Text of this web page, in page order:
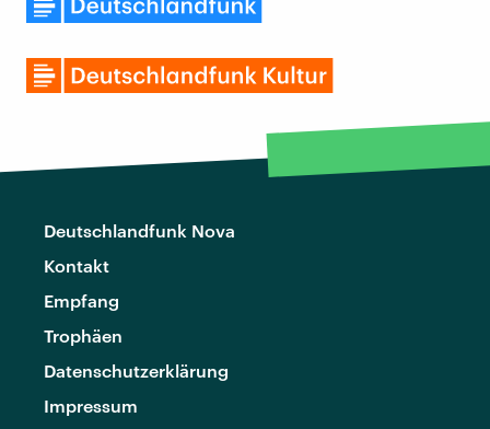
Deutschlandfunk Nova
Kontakt
Empfang
Trophäen
Datenschutzerklärung
Impressum